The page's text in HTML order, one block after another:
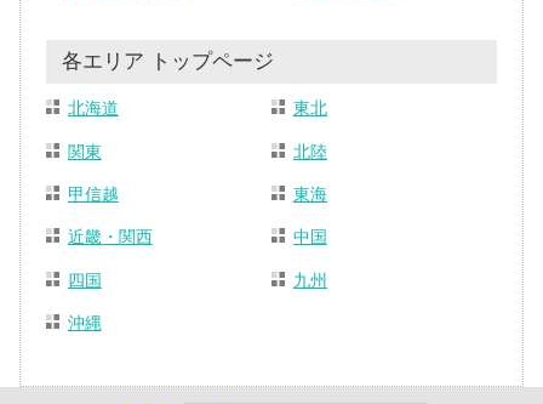
各エリア トップページ
北海道 東北
関東 北陸
甲信越 東海
近畿・関西 中国
四国 九州
沖縄